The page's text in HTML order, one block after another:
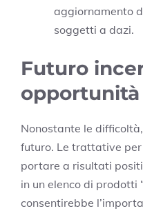
aggiornamento
soggetti a dazi.
Futuro
opportunità
Nonostante le
futuro. Le trattative
portare a risultati
in un elenco di prodotti
consentirebbe